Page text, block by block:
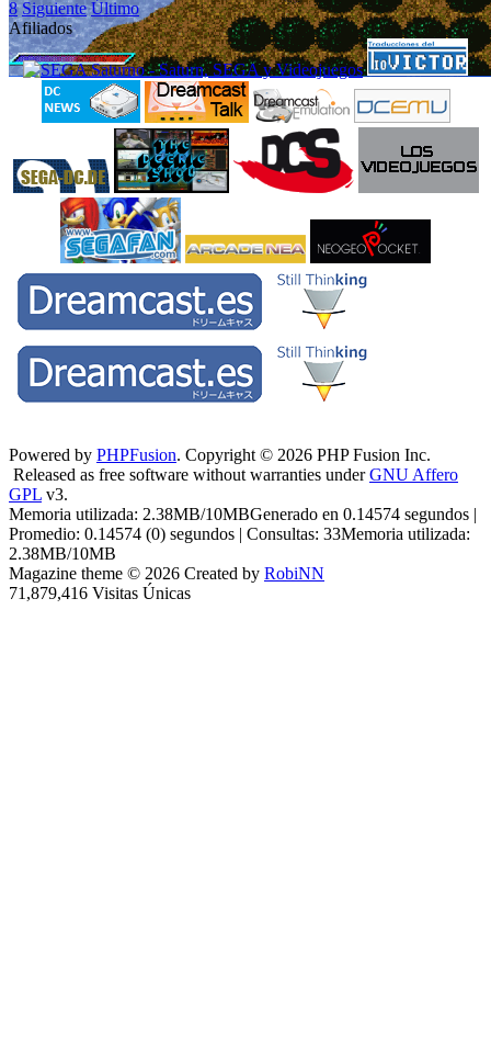
8 Siguiente Último
Afiliados
Powered by PHPFusion. Copyright © 2026 PHP Fusion Inc.
Released as free software without warranties underGNU Affero
GPL v3.
Memoria utilizada: 2.38MB/10MBGenerado en 0.14574 segundos |
Promedio: 0.14574 (0) segundos | Consultas: 33Memoria utilizada:
2.38MB/10MB
Magazine theme © 2026 Created by RobiNN
71,879,416 Visitas Únicas